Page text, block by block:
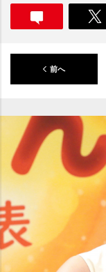
前へ